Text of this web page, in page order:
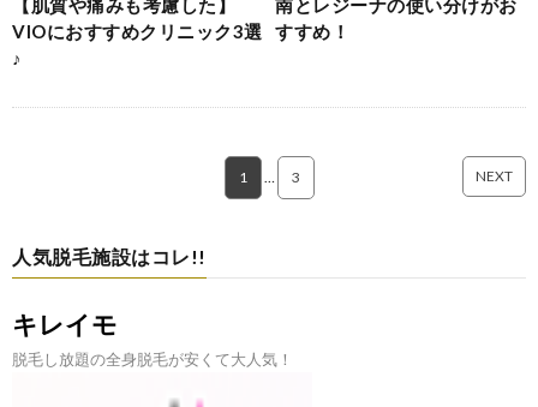
【肌質や痛みも考慮した】
VIOにおすすめクリニック3選
♪
南とレジーナの使い分けがお
すすめ！
1 3 NEXT
人気脱毛施設はコレ!!
キレイモ
脱毛し放題の全身脱毛が安くて大人気！